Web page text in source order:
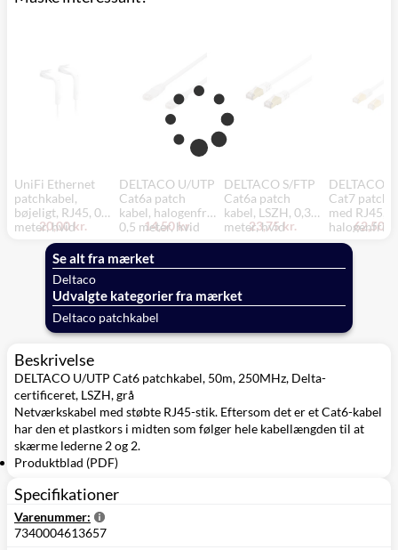
UniFi Ethernet
patchkabel,
bøjeligt, RJ45, 0,1
meter, hvid
20,00 kr.
DELTACO U/UTP
Cat6a patch
kabel, halogenfri,
0,5 meter, hvid
14,50 kr.
DELTACO S/FTP
Cat6a patch
kabel, LSZH, 0,3
meter, hvid
23,75 kr.
DELTACO
Cat7 patch
med RJ45,
halogenfri, 3
meter, hvid
62,50
Se alt fra mærket
Deltaco
Udvalgte kategorier fra mærket
Deltaco patchkabel
Beskrivelse
DELTACO U/UTP Cat6 patchkabel, 50m, 250MHz, Delta-
certificeret, LSZH, grå
Netværkskabel med støbte RJ45-stik. Eftersom det er et Cat6-kabel
har den et plastkors i midten som følger hele kabellængden til at
skærme lederne 2 og 2.
Produktblad (PDF)
Specifikationer
Varenummer:
7340004613657